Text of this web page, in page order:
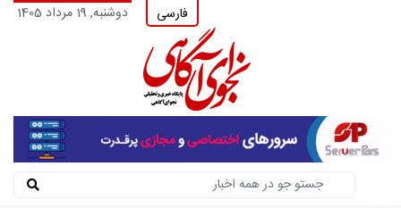
دوشنبه, 19 مرداد 1405 فارسی